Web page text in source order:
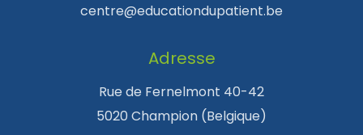
centre@educationdupatient.be
Adresse
Rue de Fernelmont 40-42
5020 Champion (Belgique)